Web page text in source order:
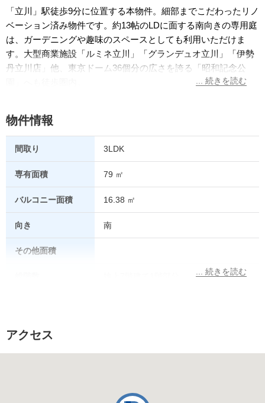
「立川」駅徒歩9分に位置する本物件。細部までこだわったリノ
ベーション済み物件です。約13帖のLDに面する南向きの専用庭
は、ガーデニングや趣味のスペースとしても利用いただけま
す。大型商業施設「ルミネ立川」「グランデュオ立川」「伊勢
丹立川店」他、東京ドーム36個分の広さを誇る「昭和記念公
物件情報
間取り 3LDK
専有面積 79 ㎡
バルコニー面積 16.38 ㎡
向き 南
その他面積
総戸数
販売価格
アクセス